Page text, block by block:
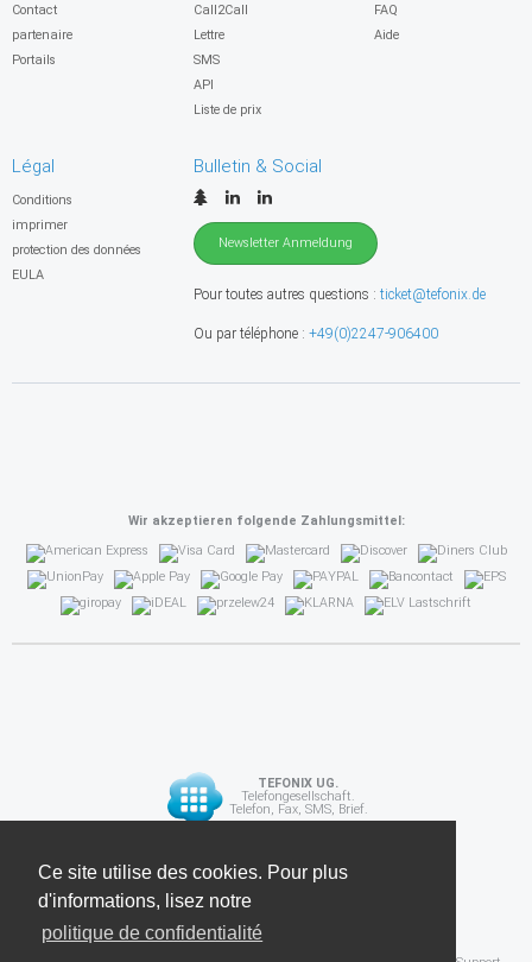
Diese Seite verwendet Cookies. Für weitere
Informationen lesen Sie unsere
Datenschutzrichtlinie
Ce site utilise des cookies. Pour plus
d'informations, lisez notre
politique de confidentialité
Contact
partenaire
Portails
Call2Call
Lettre
SMS
API
Liste de prix
FAQ
Aide
Légal
Conditions
imprimer
protection des données
EULA
Bulletin & Social
Newsletter Anmeldung
Pour toutes autres questions : ticket@tefonix.de
Ou par téléphone : +49(0)2247-906400
Wir akzeptieren folgende Zahlungsmittel:
TEFONIX UG.
Telefongesellschaft.
Telefon, Fax, SMS, Brief.
API